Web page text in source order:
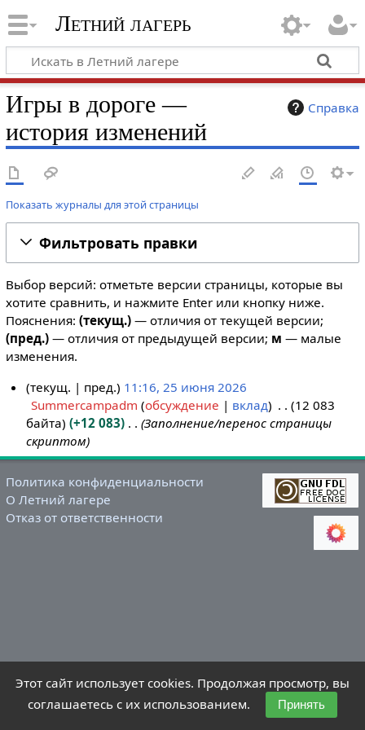
Летний лагерь
Справка
Игры в дороге —
история изменений
Показать журналы для этой страницы
Фильтровать правки
Выбор версий: отметьте версии страницы, которые вы
хотите сравнить, и нажмите Enter или кнопку ниже.
Пояснения: (текущ.)— отличия от текущей версии;
(пред.)— отличия от предыдущей версии; м — малые
изменения.
ю
н
я
2
текущ. пред. 11:16, 25 июня 2026
Summercampadm обсуждение вклад
12 083
байта
+12 083
Заполнение/перенос страницы
скриптом
Политика конфиденциальности
О Летний лагере
Отказ от ответственности
Этот сайт использует cookies. Продолжая просмотр, вы
соглашаетесь с их использованием.
Принять